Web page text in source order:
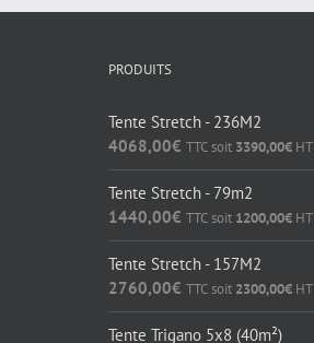
PRODUITS
Tente Stretch - 236M2
4068,00€ TTC soit 3390,00€HT
Tente Stretch - 79m2
1440,00€ TTC soit 1200,00€HT
Tente Stretch - 157M2
2760,00€ TTC soit 2300,00€HT
Tente Trigano 5x8 (40m²)